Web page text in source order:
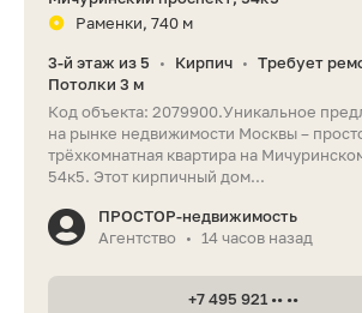
Раменки, 740 м
3-й этаж из 5 • Кирпич • Требует
Потолки 3 м
Код объекта: 2079900.Уникальное
на рынке недвижимости Москвы –
трёхкомнатная квартира на
54к5. Этот кирпичный дом...
ПРОСТОР-недвижимость
Агентство
• 14 часов назад
+7 495 921 •• ••